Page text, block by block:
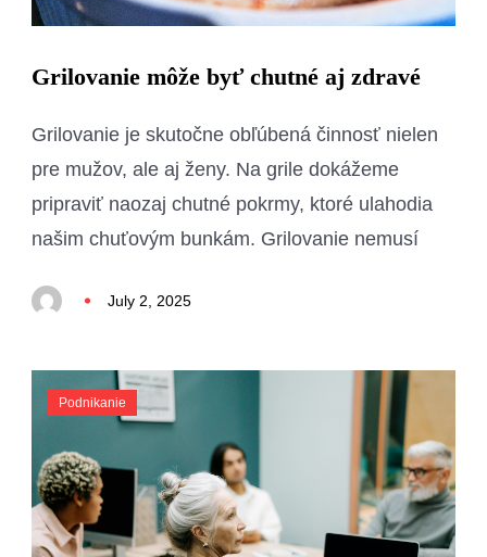
Grilovanie môže byť chutné aj zdravé
Grilovanie je skutočne obľúbená činnosť nielen
pre mužov, ale aj ženy. Na grile dokážeme
pripraviť naozaj chutné pokrmy, ktoré ulahodia
našim chuťovým bunkám. Grilovanie nemusí
July 2, 2025
Podnikanie